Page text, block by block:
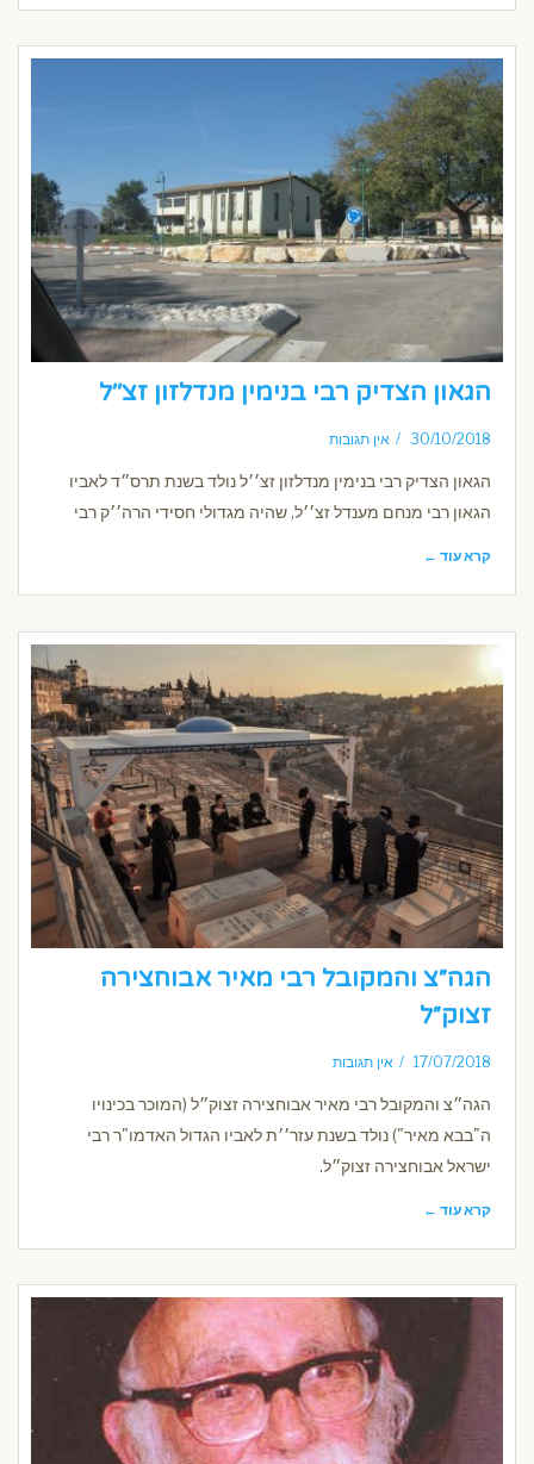
הגאון הצדיק רבי בנימין מנדלזון זצ׳׳ל
30/10/2018 אין תגובות
הגאון הצדיק רבי בנימין מנדלזון זצ׳׳ל נולד בשנת תרס״ד לאביו
הגאון רבי מנחם מענדל זצ׳׳ל, שהיה מגדולי חסידי הרה׳׳ק רבי
קרא עוד ←
הגה״צ והמקובל רבי מאיר אבוחצירה
זצוק״ל
17/07/2018 אין תגובות
הגה״צ והמקובל רבי מאיר אבוחצירה זצוק״ל (המוכר בכינויו
ה"בבא מאיר") נולד בשנת עזר׳׳ת לאביו הגדול האדמו"ר רבי
ישראל אבוחצירה זצוק״ל.
קרא עוד ←